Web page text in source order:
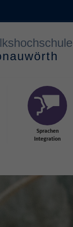
Sprachen
Integration